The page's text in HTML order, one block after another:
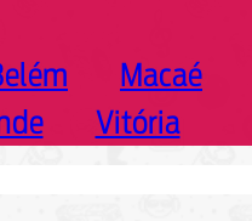
Macaé
Vitória